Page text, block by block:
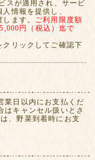
スが適用され、サービ
情報を提供し、
ます。 ご利用限度額
円（税込）迄で
クリックしてご確認下
業日以内にお支払くだ
はキャンセル扱いとさ
、野菜到着時にお支